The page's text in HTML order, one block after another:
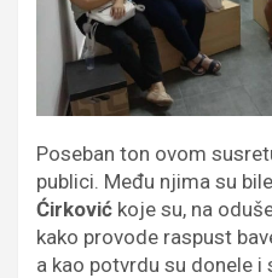
Poseban ton ovom
publici. Među njima su
Ćirković koje su, na
kako provode raspust
a kao potvrdu su donele i